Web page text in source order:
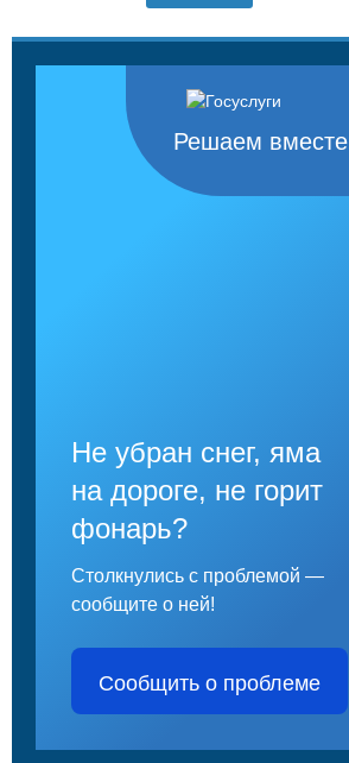
Решаем вместе
Не убран снег, яма
на дороге, не горит
фонарь?
Столкнулись с проблемой —
сообщите о ней!
Сообщить о проблеме